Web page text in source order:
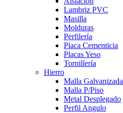
Lambriz PVC
Masilla
Molduras
Perfilería
Placa Cementicia
Placas Yeso
Tornillería
Hierro
Malla Galvanizada
Malla P/Piso
Metal Desplegado
Perfil Angulo